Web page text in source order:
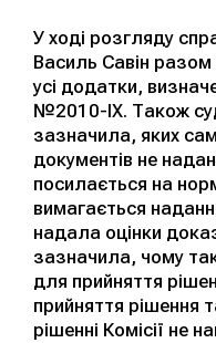
У ході розгляду
Василь Савін разом
усі додатки,
№2010-ІХ. Також
зазначила, яких
документів не
посилається на
вимагається
надала оцінки
зазначила, чому
для прийняття
прийняття рішення
рішенні Комісії не